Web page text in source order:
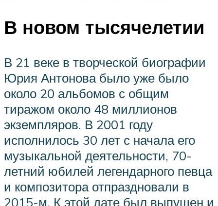
В новом тысячелетии
В 21 веке в творческой биографии
Юрия Антонова было уже было
около 20 альбомов с общим
тиражом около 48 миллионов
экземпляров. В 2001 году
исполнилось 30 лет с начала его
музыкальной деятельности, 70-
летний юбилей легендарного певца
и композитора отпраздновали в
2015-м. К этой дате был выпущен и